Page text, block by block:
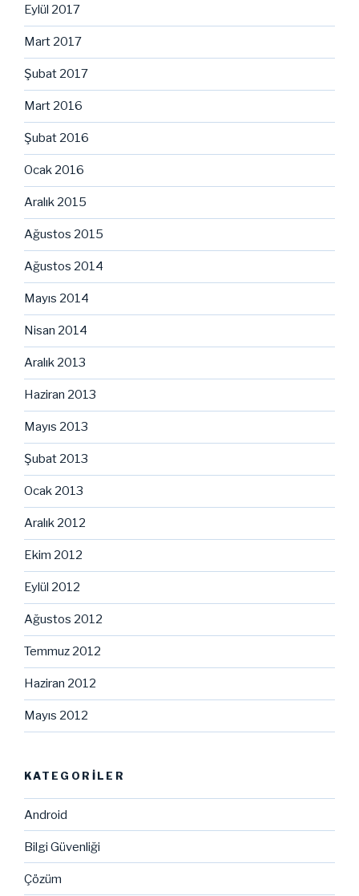
Eylül 2017
Mart 2017
Şubat 2017
Mart 2016
Şubat 2016
Ocak 2016
Aralık 2015
Ağustos 2015
Ağustos 2014
Mayıs 2014
Nisan 2014
Aralık 2013
Haziran 2013
Mayıs 2013
Şubat 2013
Ocak 2013
Aralık 2012
Ekim 2012
Eylül 2012
Ağustos 2012
Temmuz 2012
Haziran 2012
Mayıs 2012
KATEGORILER
Android
Bilgi Güvenliği
Çözüm